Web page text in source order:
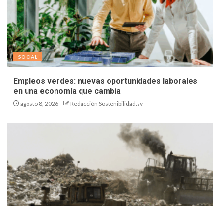
SOCIAL
Empleos verdes: nuevas oportunidades laborales
en una economía que cambia
agosto 8, 2026 Redacción Sostenibilidad.sv